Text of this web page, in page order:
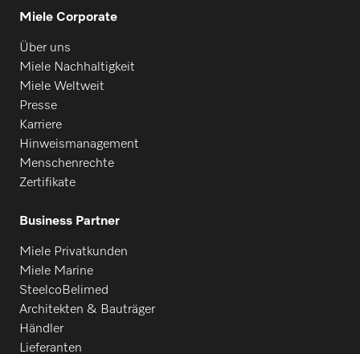
Miele Corporate
Über uns
Miele Nachhaltigkeit
Miele Weltweit
Presse
Karriere
Hinweismanagement
Menschenrechte
Zertifikate
Business Partner
Miele Privatkunden
Miele Marine
SteelcoBelimed
Architekten & Bauträger
Händler
Lieferanten